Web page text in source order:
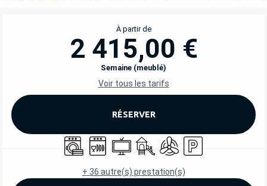
OUVERTURE ET COORDONNÉES
À partir de
2 415,00 €
Semaine (meublé)
Voir tous les tarifs
RÉSERVER
Lave lingeLave vaisselle
TélévisionJeux pour enfants / Espace
Air conditionné
Parking
+ 36 autre(s) prestation(s)